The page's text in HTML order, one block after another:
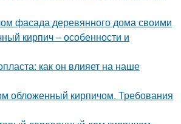
фасада деревянного дома своими
кирпич – особенности и
как он влияет на наше
обложенный кирпичом. Требования